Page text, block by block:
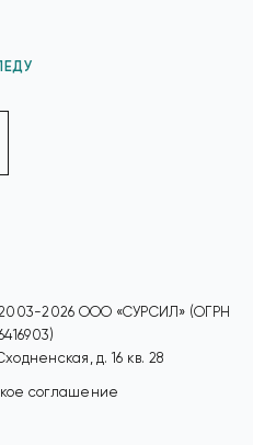
2026 ООО «СУРСИЛ» (ОГРН
д. 16 кв. 28
соглашение